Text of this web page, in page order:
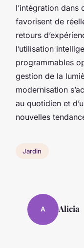
l’intégration dans
favorisent de
retours
l’utilisation
programmables
gestion de la
modernisation
au quotidien et
nouvelles
Jardin
A Alicia